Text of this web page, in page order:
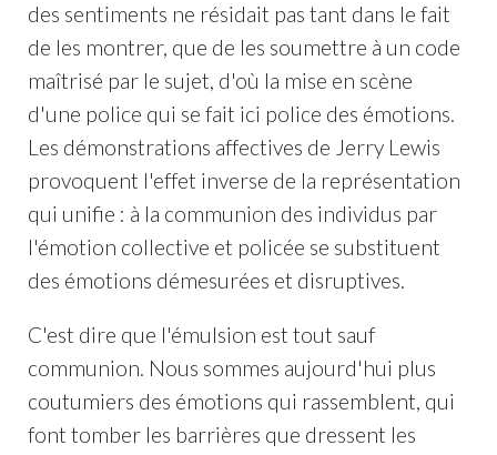
des sentiments ne résidait pas tant dans le fait
de les montrer, que de les soumettre à un code
maîtrisé par le sujet, d'où la mise en scène
d'une police qui se fait ici police des émotions.
Les démonstrations affectives de Jerry Lewis
provoquent l'effet inverse de la représentation
qui unifie : à la communion des individus par
l'émotion collective et policée se substituent
des émotions démesurées et disruptives.
C'est dire que l'émulsion est tout sauf
communion. Nous sommes aujourd'hui plus
coutumiers des émotions qui rassemblent, qui
font tomber les barrières que dressent les